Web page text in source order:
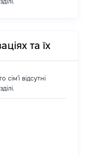
та їх
сім'ї відсутні